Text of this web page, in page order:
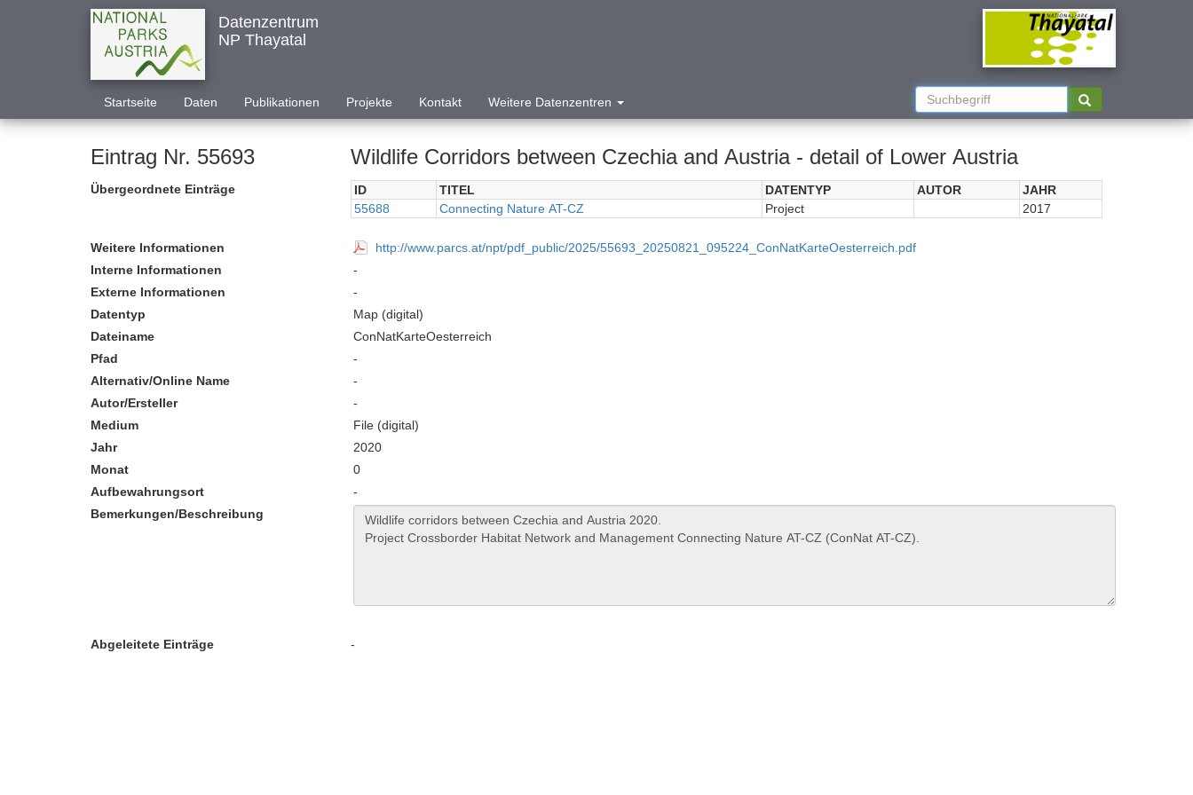
Datenzentrum
NP Thayatal
Startseite Daten Publikationen Projekte Kontakt Weitere Datenzentren
Eintrag Nr. 55693 Wildlife Corridors between Czechia and Austria - detail of Lower Austria
Übergeordnete Einträge ID TITEL DATENTYP AUTOR
JAHR
55688
Connecting Nature AT-CZ Project 2017
Weitere Informationen
http://www.parcs.at/npt/pdf_public/2025/55693_20250821_095224_ConNatKarteOesterreich.pdf
Interne Informationen
-
Externe Informationen
-
Datentyp
Map (digital)
Dateiname
ConNatKarteOesterreich
Pfad
-
Alternativ/Online Name
-
Autor/Ersteller
-
Medium
File (digital)
Jahr
2020
Monat
0
Aufbewahrungsort
-
Bemerkungen/Beschreibung
Abgeleitete Einträge -